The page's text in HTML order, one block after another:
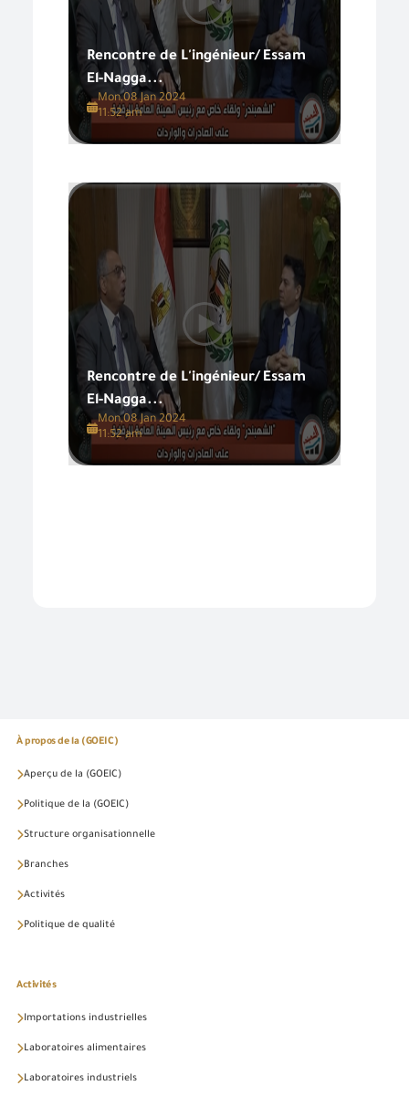
Rencontre de L'ingénieur/ Essam
El-Nagga...
Mon,08 Jan 2024
11:52 am
Rencontre de L'ingénieur/ Essam
El-Nagga...
Mon,08 Jan 2024
11:52 am
À propos de la (GOEIC)
Aperçu de la (GOEIC)
Politique de la (GOEIC)
Structure organisationnelle
Branches
Activités
Politique de qualité
Activités
Importations industrielles
Laboratoires alimentaires
Laboratoires industriels